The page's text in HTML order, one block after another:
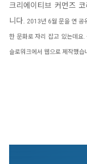
크리에이티브 커먼즈
니다. 2013년 6월 문을 연 공
한 문화로 자리 잡고 있는데요.
슬로워크에서 웹으로 제작했습